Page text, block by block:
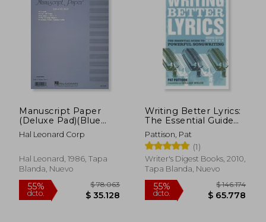
$ 127.973
55%
dcto.
Manuscript Paper
(Deluxe Pad)(Blue
Cover) (en Inglés)
Hal Leonard Corp
Hal Leonard, 1986, Tapa
Blanda, Nuevo
Writing Better Lyrics:
The Essential Guide
to Powerful
Songwriting (en
Inglés)
Pattison, Pat
(1)
Writer's Digest Books, 2010,
Tapa Blanda, Nuevo